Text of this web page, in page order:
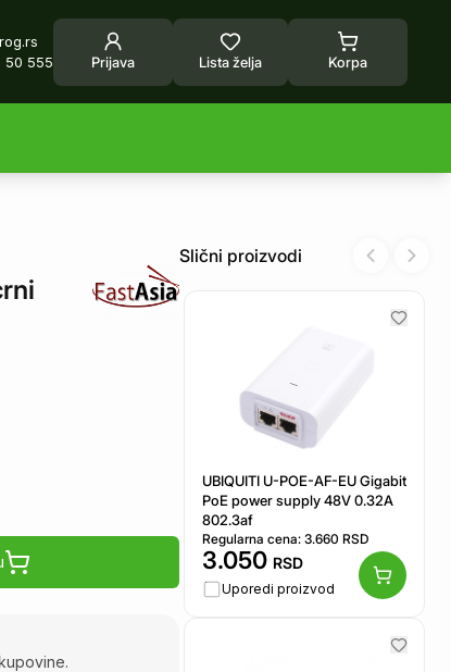
50 555
Prijava Lista želja Korpa
Slični proizvodi
UBIQUITI U-POE-AF-EU Gigabit
PoE power supply 48V 0.32A
802.3af
Regularna cena: 3.660 RSD
3.050 RSD
Uporedi proizvod
Previous
Next